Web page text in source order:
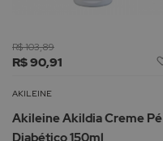
R$ 90,91
R$ 103,89
AKILEINE
Akileine Akildia Creme Pé
Diabético 150ml